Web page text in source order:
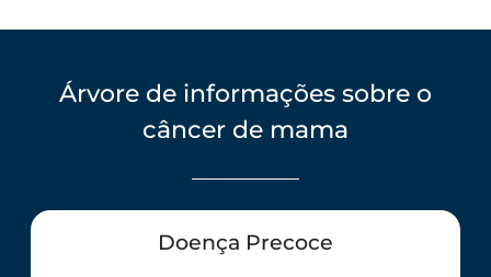
Árvore de informações sobre o
câncer de mama
Doença Precoce